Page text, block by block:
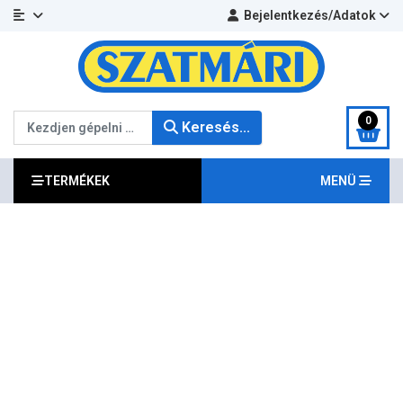
Bejelentkezés/Adatok
Keresés... 0
TERMÉKEK MENÜ